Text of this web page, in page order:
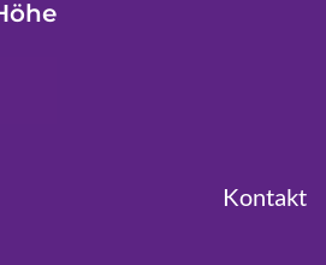
Kontakt